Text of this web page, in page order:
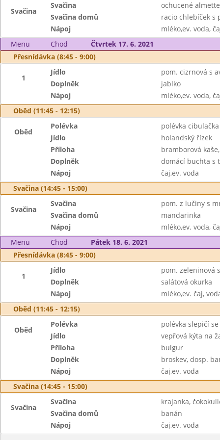
Svačina
Svačina
ochucené
Svačina domů
racio chlebíček s
Nápoj
mléko,ev. voda,
Menu
Chod
Čtvrtek 17. 6. 2021
Přesnídávka (8:45 - 9:00)
1
Jídlo
pom. cizrnová s
Doplněk
jablko
Nápoj
mléko,ev. voda,
Oběd (11:45 - 12:15)
Oběd
Polévka
polévka cibulačka
Jídlo
holandský řízek
Příloha
bramborová
Doplněk
domácí buchta s
Nápoj
čaj,ev. voda
Svačina (14:45 - 15:00)
Svačina
Svačina
pom. z lučiny s
Svačina domů
mandarinka
Nápoj
mléko,ev. voda,
Menu
Chod
Pátek 18. 6. 2021
Přesnídávka (8:45 - 9:00)
1
Jídlo
pom. zeleninová
Doplněk
salátová okurka
Nápoj
mléko,ev. čaj,
Oběd (11:45 - 12:15)
Oběd
Polévka
polévka slepičí
Jídlo
vepřová kýta na
Příloha
bulgur
Doplněk
broskev, dosp.
Nápoj
čaj,ev. voda
Svačina (14:45 - 15:00)
Svačina
Svačina
krajanka,
Svačina domů
banán
Nápoj
čaj,ev. voda